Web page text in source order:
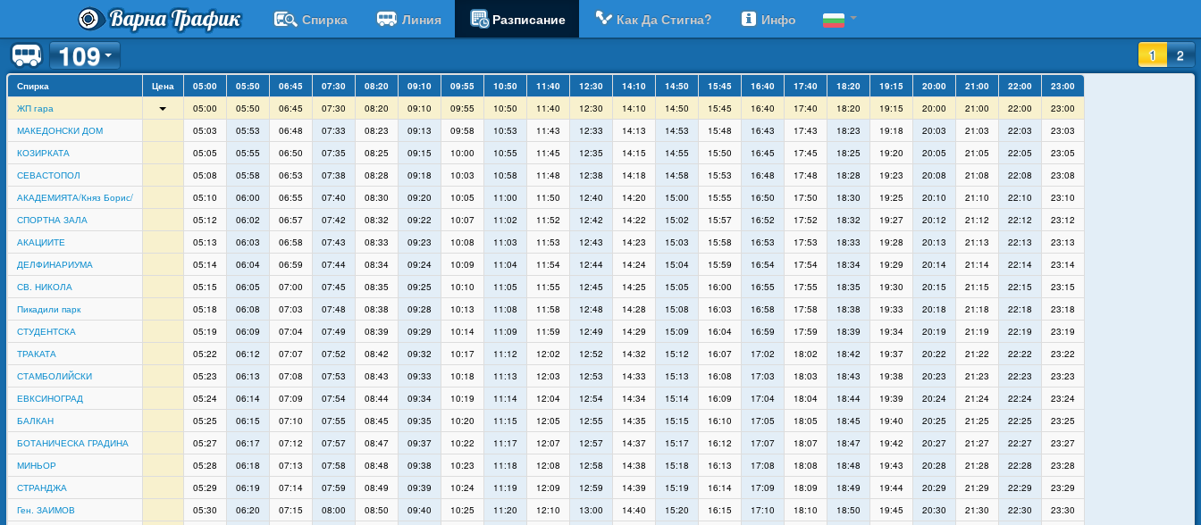
Варна Трафик Спирка Линия Разписание Как Да Стигна?
Инфо
1
2
109
Спирка Цена 05:00 05:50 06:45 07:30 08:20 09:10 09:55 10:50 11:40 12:30 14:10 14:50 15:45 16:40 17:40 18:20 19:15 20:00 21:00 22:00
23:00
ЖП гара
05:00 05:50 06:45 07:30 08:20 09:10 09:55 10:50 11:40 12:30 14:10 14:50 15:45 16:40 17:40 18:20 19:15 20:00 21:00 22:00
23:00
МАКЕДОНСКИ ДОМ
05:03 05:53 06:48 07:33 08:23 09:13 09:58 10:53 11:43 12:33 14:13 14:53 15:48 16:43 17:43 18:23 19:18 20:03 21:03 22:03
23:03
КОЗИРКАТА
05:05 05:55 06:50 07:35 08:25 09:15 10:00 10:55 11:45 12:35 14:15 14:55 15:50 16:45 17:45 18:25 19:20 20:05 21:05 22:05
23:05
СЕВАСТОПОЛ
05:08 05:58 06:53 07:38 08:28 09:18 10:03 10:58 11:48 12:38 14:18 14:58 15:53 16:48 17:48 18:28 19:23 20:08 21:08 22:08
23:08
АКАДЕМИЯТА/Княз Борис/
05:10 06:00 06:55 07:40 08:30 09:20 10:05 11:00 11:50 12:40 14:20 15:00 15:55 16:50 17:50 18:30 19:25 20:10 21:10 22:10
23:10
СПОРТНА ЗАЛА
05:12 06:02 06:57 07:42 08:32 09:22 10:07 11:02 11:52 12:42 14:22 15:02 15:57 16:52 17:52 18:32 19:27 20:12 21:12 22:12
23:12
АКАЦИИТЕ
05:13 06:03 06:58 07:43 08:33 09:23 10:08 11:03 11:53 12:43 14:23 15:03 15:58 16:53 17:53 18:33 19:28 20:13 21:13 22:13
23:13
ДЕЛФИНАРИУМА
05:14 06:04 06:59 07:44 08:34 09:24 10:09 11:04 11:54 12:44 14:24 15:04 15:59 16:54 17:54 18:34 19:29 20:14 21:14 22:14
23:14
СВ. НИКОЛА
05:15 06:05 07:00 07:45 08:35 09:25 10:10 11:05 11:55 12:45 14:25 15:05 16:00 16:55 17:55 18:35 19:30 20:15 21:15 22:15
23:15
Пикадили парк
05:18 06:08 07:03 07:48 08:38 09:28 10:13 11:08 11:58 12:48 14:28 15:08 16:03 16:58 17:58 18:38 19:33 20:18 21:18 22:18
23:18
СТУДЕНТСКА
05:19 06:09 07:04 07:49 08:39 09:29 10:14 11:09 11:59 12:49 14:29 15:09 16:04 16:59 17:59 18:39 19:34 20:19 21:19 22:19
23:19
ТРАКАТА
05:22 06:12 07:07 07:52 08:42 09:32 10:17 11:12 12:02 12:52 14:32 15:12 16:07 17:02 18:02 18:42 19:37 20:22 21:22 22:22
23:22
СТАМБОЛИЙСКИ
05:23 06:13 07:08 07:53 08:43 09:33 10:18 11:13 12:03 12:53 14:33 15:13 16:08 17:03 18:03 18:43 19:38 20:23 21:23 22:23
23:23
ЕВКСИНОГРАД
05:24 06:14 07:09 07:54 08:44 09:34 10:19 11:14 12:04 12:54 14:34 15:14 16:09 17:04 18:04 18:44 19:39 20:24 21:24 22:24
23:24
БАЛКАН
05:25 06:15 07:10 07:55 08:45 09:35 10:20 11:15 12:05 12:55 14:35 15:15 16:10 17:05 18:05 18:45 19:40 20:25 21:25 22:25
23:25
БОТАНИЧЕСКА ГРАДИНА
05:27 06:17 07:12 07:57 08:47 09:37 10:22 11:17 12:07 12:57 14:37 15:17 16:12 17:07 18:07 18:47 19:42 20:27 21:27 22:27
23:27
МИНЬОР
05:28 06:18 07:13 07:58 08:48 09:38 10:23 11:18 12:08 12:58 14:38 15:18 16:13 17:08 18:08 18:48 19:43 20:28 21:28 22:28
23:28
СТРАНДЖА
05:29 06:19 07:14 07:59 08:49 09:39 10:24 11:19 12:09 12:59 14:39 15:19 16:14 17:09 18:09 18:49 19:44 20:29 21:29 22:29
23:29
Ген. ЗАИМОВ
05:30 06:20 07:15 08:00 08:50 09:40 10:25 11:20 12:10 13:00 14:40 15:20 16:15 17:10 18:10 18:50 19:45 20:30 21:30 22:30
23:30